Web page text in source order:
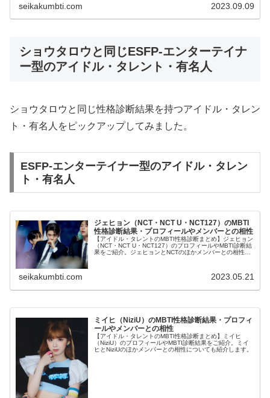
seikakumbti.com 2023.09.09
ショウタロウと同じESFP-エンターテイナ
ー型のアイドル・タレント・有名人
ショウタロウと同じ性格診断結果を持つアイドル・タレン
ト・有名人をピックアップしてみました。
ESFP-エンターテイナー型のアイドル・タレン
ト・有名人
ジェヒョン（NCT・NCT U・NCT127）のMBTI
性格診断結果・プロフィールやメンバーとの相性
【アイドル・タレントのMBTI性格診断まとめ】ジェヒョン
（NCT・NCT U・NCT127）のプロフィールやMBTI診断結
果をご紹介。ジェヒョンとNCTのほかメンバーとの相性に
seikakumbti.com 2023.05.21
ミイヒ（NiziU）のMBTI性格診断結果・プロフィ
ールやメンバーとの相性
【アイドル・タレントのMBTI性格診断まとめ】ミイヒ
（NiziU）のプロフィールやMBTI診断結果をご紹介。ミイ
ヒとNiziUのほかメンバーとの相性についても紹介します。